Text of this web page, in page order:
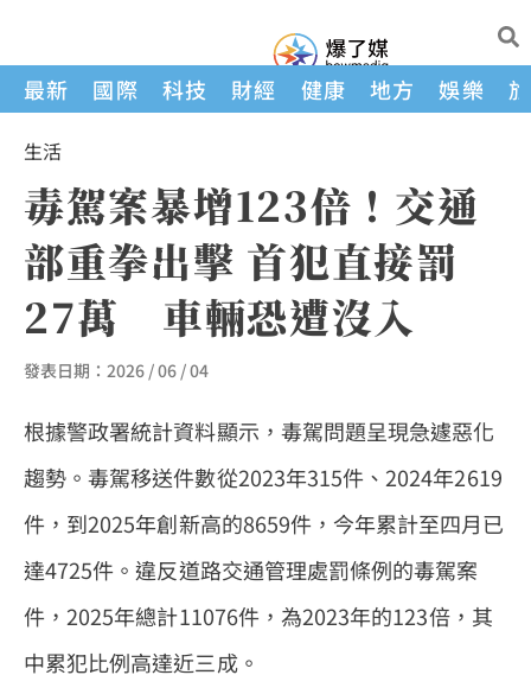
最新 國際 科技 財經 健康 地方 娛樂
生活
毒駕案暴增123倍！交通
部重拳出擊 首犯直接罰
27萬 車輛恐遭沒入
發表日期： 2026 / 06 / 04
根據警政署統計資料顯示，毒駕問題呈現急遽惡化
趨勢。毒駕移送件數從2023年315件、2024年2619
件，到2025年創新高的8659件，今年累計至四月已
達4725件。違反道路交通管理處罰條例的毒駕案
件，2025年總計11076件，為2023年的123倍，其
中累犯比例高達近三成。